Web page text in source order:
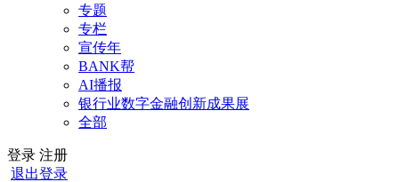
专题
专栏
宣传年
BANK帮
AI播报
银行业数字金融创新成果展
全部
登录 注册
退出登录